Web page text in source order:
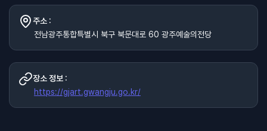
주소 :
전남광주통합특별시 북구 북문대로 60 광주예술의전당
장소 정보 :
https://gjart.gwangju.go.kr/